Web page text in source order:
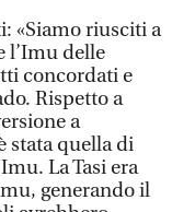
«Siamo riusciti a
l’Imu delle
concordati e
Rispetto a
a
stata quella di
La Tasi era
generando il